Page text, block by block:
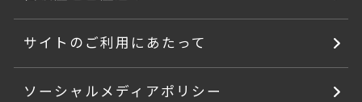
サイトのご利用にあたって
ソーシャルメディアポリシー